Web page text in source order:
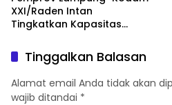
XXI/Raden Intan
Tingkatkan Kapasitas
Komunikasi Publik
Tinggalkan Balasan
Alamat email Anda tidak akan
wajib ditandai *